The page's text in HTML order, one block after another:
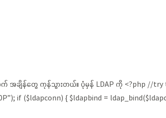
အချိန်တွေ ကုန်သွားတယ်။ ပုံမှန် LDAP ကို <?php //try
if ($ldapconn) { $ldapbind =